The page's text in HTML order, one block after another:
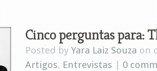
Cinco perguntas para:
Posted by Yara Laiz Souza on
Artigos, Entrevistas | 0